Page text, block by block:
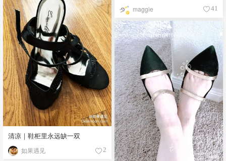
maggie 41
清凉｜鞋柜里永远缺一双
如果遇见 2